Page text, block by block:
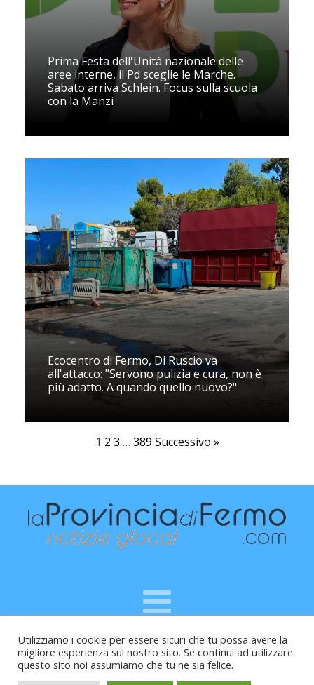
Prima Festa dell'Unità nazionale delle
aree interne, il Pd sceglie le Marche.
Sabato arriva Schlein. Focus sulla scuola
con la Manzi
Ecocentro di Fermo, Di Ruscio va
all'attacco: "Servono pulizia e cura, non è
più adatto. A quando quello nuovo?"
1 2 3 … 389 Successivo »
Raffaele Vitali - via Leopardi 10 - 61121 Pesaro (PU) -
Cod.Fisc VTLRFL77B02L500Y - Testata giornalistica, aut.
Trib.Fermo n.04/2010 del 05/08/2010
Utilizziamo i cookie per essere sicuri che tu possa avere la
migliore esperienza sul nostro sito. Se continui ad utilizzare
questo sito noi assumiamo che tu ne sia felice.